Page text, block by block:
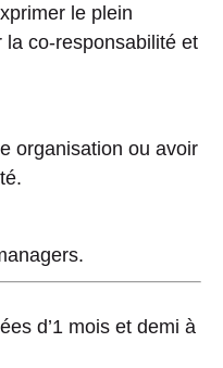
le plein
la co-responsabilité et
organisation ou avoir
d’1 mois et demi à